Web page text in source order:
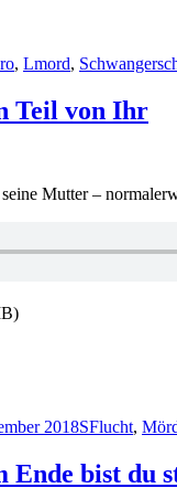
, Lmord,
Teil von Ihr
Mutter –
2018SFlucht,
Ende bist du